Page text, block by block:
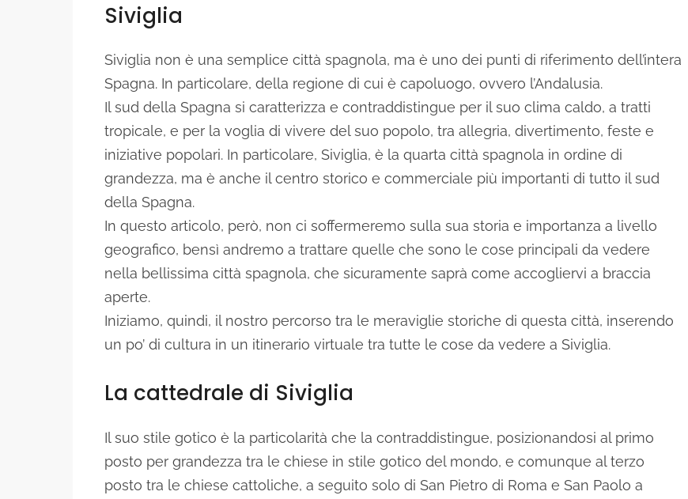
Siviglia
Siviglia non è una semplice città spagnola, ma è uno dei punti di riferimento dell’intera
Spagna. In particolare, della regione di cui è capoluogo, ovvero l’Andalusia.
Il sud della Spagna si caratterizza e contraddistingue per il suo clima caldo, a tratti
tropicale, e per la voglia di vivere del suo popolo, tra allegria, divertimento, feste e
iniziative popolari. In particolare, Siviglia, è la quarta città spagnola in ordine di
grandezza, ma è anche il centro storico e commerciale più importanti di tutto il sud
della Spagna.
In questo articolo, però, non ci soffermeremo sulla sua storia e importanza a livello
geografico, bensì andremo a trattare quelle che sono le cose principali da vedere
nella bellissima città spagnola, che sicuramente saprà come accogliervi a braccia
aperte.
Iniziamo, quindi, il nostro percorso tra le meraviglie storiche di questa città, inserendo
un po’ di cultura in un itinerario virtuale tra tutte le cose da vedere a Siviglia.
La cattedrale di Siviglia
Il suo stile gotico è la particolarità che la contraddistingue, posizionandosi al primo
posto per grandezza tra le chiese in stile gotico del mondo, e comunque al terzo
posto tra le chiese cattoliche, a seguito solo di San Pietro di Roma e San Paolo a